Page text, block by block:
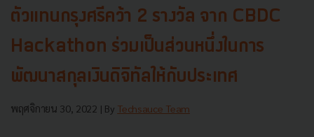
ตัวแทนกรุงศรีคว้า 2 รางวัล จาก CBDC
Hackathon ร่วมเป็นส่วนหนึ่งในการ
พัฒนาสกุลเงินดิจิทัลให้กับประเทศ
พฤศจิกายน 30, 2022 | By Techsauce Team